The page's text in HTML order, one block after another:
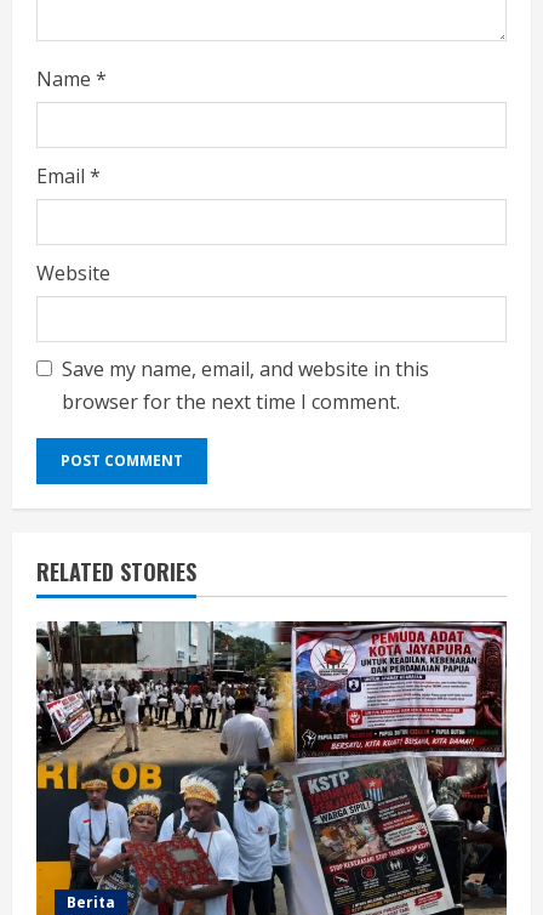
Name *
Email *
Website
Save my name, email, and website in this
browser for the next time I comment.
RELATED STORIES
Berita